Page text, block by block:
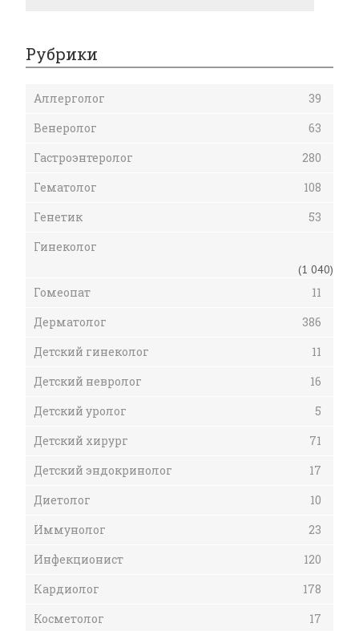
Рубрики
Аллерголог
39
Венеролог
63
Гастроэнтеролог
280
Гематолог
108
Генетик
53
Гинеколог
(1 040)
Гомеопат
11
Дерматолог
386
Детский гинеколог
11
Детский невролог
16
Детский уролог
5
Детский хирург
71
Детский эндокринолог
17
Диетолог
10
Иммунолог
23
Инфекционист
120
Кардиолог
178
Косметолог
17